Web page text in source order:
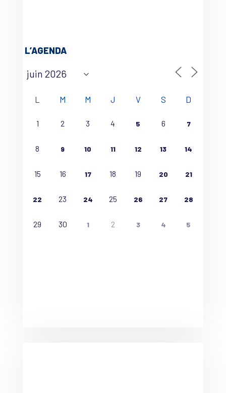
L’AGENDA
L M M J V S D
1 2 3 4 5 6 7
8 9 10 11 12 13 14
15 16 17 18 19 20 21
22 23 24 25 26 27 28
29 30 1 2 3 4 5